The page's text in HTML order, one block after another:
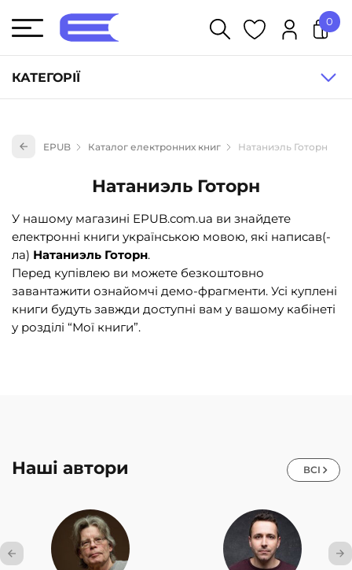
КАТЕГОРІЇ
Книги для дітей (833)
Книги для підлітків (240)
Навчальна література та посібники (527)
Енциклопедії, довідники, словники (55)
Подарункові сертифікати (1)
0
EPUB Каталог електронних книг Натаниэль Готорн
Натаниэль Готорн
У нашому магазині EPUB.com.ua ви знайдете
електронні книги українською мовою, які написав(-
ла) Натаниэль Готорн.
Перед купівлею ви можете безкоштовно
завантажити ознайомчі демо-фрагменти. Усі куплені
книги будуть завжди доступні вам у вашому кабінеті
у розділі “Мої книги”.
Наші автори ВСІ